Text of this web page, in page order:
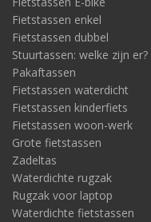
Fietstassen enkel
Fietstassen dubbel
Stuurtassen: welke zijn er?
Pakaftassen
Fietstassen waterdicht
Fietstassen kinderfiets
Fietstassen woon-werk
Grote fietstassen
Zadeltas
Waterdichte rugzak
Rugzak voor laptop
Waterdichte fietstassen